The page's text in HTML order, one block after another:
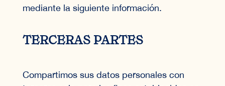
mediante la siguiente información.
TERCERAS PARTES
Compartimos sus datos personales con